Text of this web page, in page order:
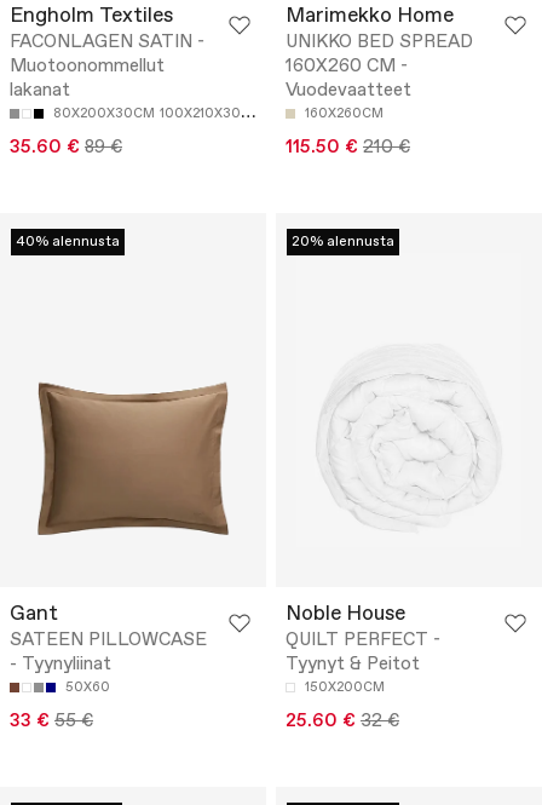
Engholm Textiles
FACONLAGEN SATIN -
Muotoonommellut
lakanat
80X200X30CM 100X210X30CM 140X210X30CM 160X210X30CM
35.60 € 89 €
Marimekko Home
UNIKKO BED SPREAD
160X260 CM -
Vuodevaatteet
160X260CM
115.50 € 210 €
40% alennusta
Gant
SATEEN PILLOWCASE
- Tyynyliinat
50X60
33 € 55 €
20% alennusta
Noble House
QUILT PERFECT -
Tyynyt & Peitot
150X200CM
25.60 € 32 €